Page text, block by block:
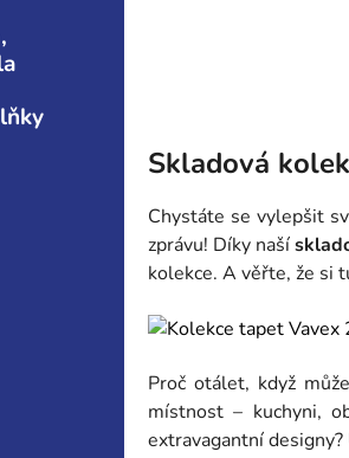
Skladová
Chystáte se vylepšit
zprávu! Díky naší
kolekce. A věřte, že si
Proč otálet, když
místnost – kuchyni,
extravagantní